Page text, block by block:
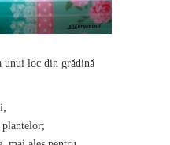
unui loc din grădină